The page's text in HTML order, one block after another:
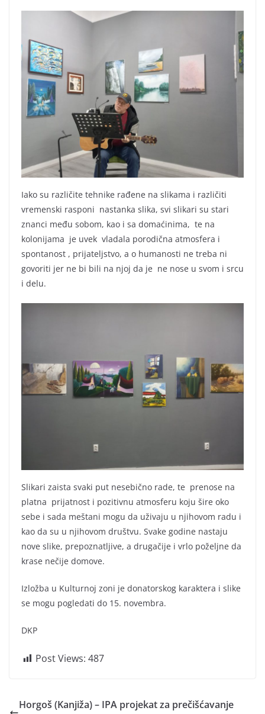
Iako su različite tehnike rađene na slikama i različiti
vremenski rasponi nastanka slika, svi slikari su stari
znanci među sobom, kao i sa domaćinima, te na
kolonijama je uvek vladala porodična atmosfera i
spontanost , prijateljstvo, a o humanosti ne treba ni
govoriti jer ne bi bili na njoj da je ne nose u svom i srcu
i delu.
Slikari zaista svaki put nesebično rade, te prenose na
platna prijatnost i pozitivnu atmosferu koju šire oko
sebe i sada meštani mogu da uživaju u njihovom radu i
kao da su u njihovom društvu. Svake godine nastaju
nove slike, prepoznatljive, a drugačije i vrlo poželjne da
krase nečije domove.
Izložba u Kulturnoj zoni je donatorskog karaktera i slike
se mogu pogledati do 15. novembra.
DKP
Post Views: 487
Horgoš (Kanjiža) – IPA projekat za prečišćavanje